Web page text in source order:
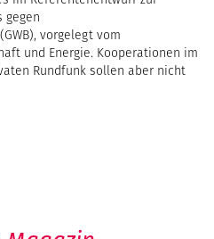
gegen
vorgelegt vom
und Energie. Kooperationen im
Rundfunk sollen aber nicht